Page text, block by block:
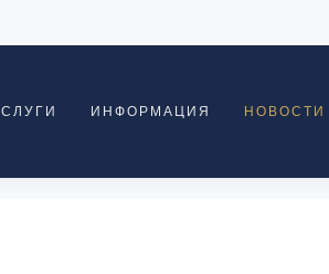
ИНФОРМАЦИЯ НОВОСТИ